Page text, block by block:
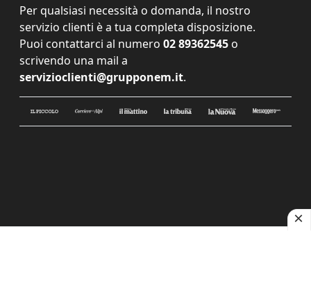
Per qualsiasi necessità o domanda, il nostro
servizio clienti è a tua completa disposizione.
Puoi contattarci al numero 02 89362545 o
scrivendo una mail a
servizioclienti@grupponem.it.